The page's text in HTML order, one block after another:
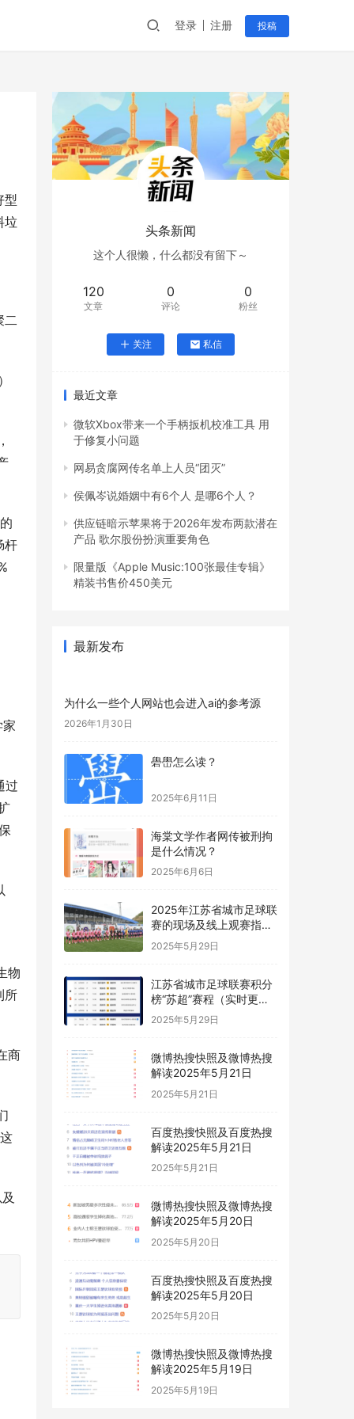
登录 注册 投稿
型
垃
二
杆
过
物
所
商
头条新闻
这个人很懒，什么都没有留下～
120
文章
0
评论
0
粉丝
关注 私信
最近文章
微软Xbox带来一个手柄扳机校准工具 用
于修复小问题
网易贪腐网传名单上人员“团灭”
侯佩岑说婚姻中有6个人 是哪6个人？
供应链暗示苹果将于2026年发布两款潜在
产品 歌尔股份扮演重要角色
限量版《Apple Music:100张最佳专辑》
精装书售价450美元
最新发布
为什么一些个人网站也会进入ai的参考源
2026年1月30日
礐嶨怎么读？
2025年6月11日
海棠文学作者网传被刑拘
是什么情况？
2025年6月6日
2025年江苏省城市足球联
赛的现场及线上观赛指南
“苏超”
2025年5月29日
江苏省城市足球联赛积分
榜“苏超”赛程（实时更
新）
2025年5月29日
微博热搜快照及微博热搜
解读2025年5月21日
2025年5月21日
百度热搜快照及百度热搜
解读2025年5月21日
2025年5月21日
微博热搜快照及微博热搜
解读2025年5月20日
2025年5月20日
百度热搜快照及百度热搜
解读2025年5月20日
2025年5月20日
微博热搜快照及微博热搜
解读2025年5月19日
2025年5月19日